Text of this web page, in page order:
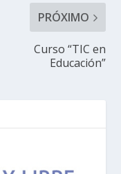
PRÓXIMO
Curso “TIC en
Educación”